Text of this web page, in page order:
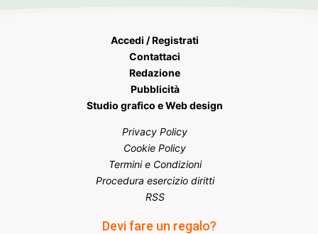
Accedi / Registrati
Contattaci
Redazione
Pubblicità
Studio grafico e Web design
Privacy Policy
Cookie Policy
Termini e Condizioni
Procedura esercizio diritti
RSS
Devi fare un regalo?